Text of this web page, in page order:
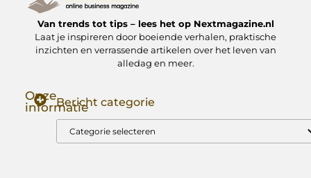
Van trends tot tips – lees het op Nextmagazine.nl
Laat je inspireren door boeiende verhalen, praktische
inzichten en verrassende artikelen over het leven van
alledag en meer.
Onze
informatieBericht categorie